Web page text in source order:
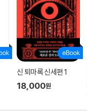
신 퇴마록 신세편 1
18,000원